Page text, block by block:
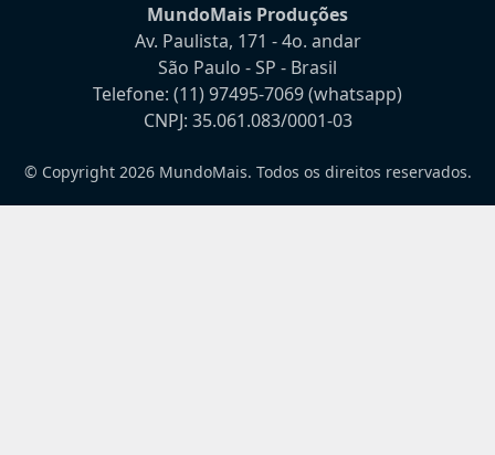
MundoMais Produções
Av. Paulista, 171 - 4o. andar
São Paulo - SP - Brasil
Telefone: (11) 97495-7069(whatsapp)
CNPJ: 35.061.083/0001-03
© Copyright 2026 MundoMais. Todos os direitos reservados.